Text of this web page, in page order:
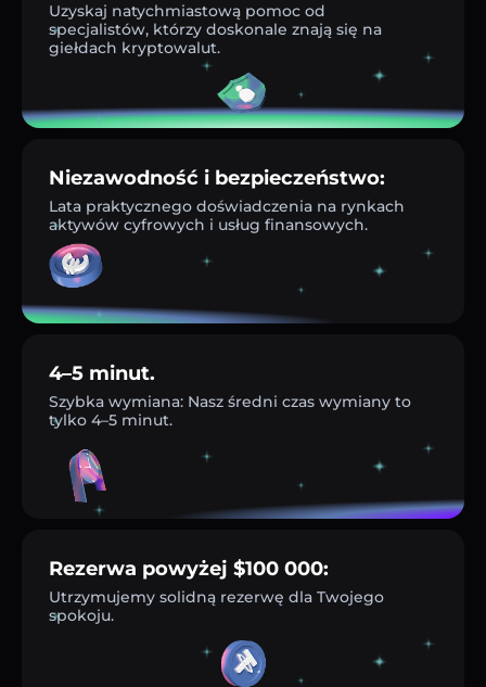
Uzyskaj natychmiastową pomoc od
specjalistów, którzy doskonale znają się na
giełdach kryptowalut.
Niezawodność i bezpieczeństwo:
Lata praktycznego doświadczenia na rynkach
aktywów cyfrowych i usług finansowych.
4–5 minut.
Szybka wymiana: Nasz średni czas wymiany to
tylko 4–5 minut.
Rezerwa powyżej $100 000:
Utrzymujemy solidną rezerwę dla Twojego
spokoju.